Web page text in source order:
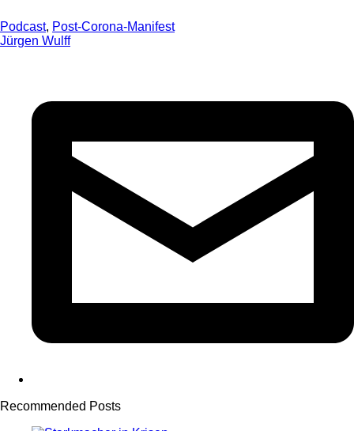
Podcast, Post-Corona-Manifest
Jürgen Wulff
Recommended Posts